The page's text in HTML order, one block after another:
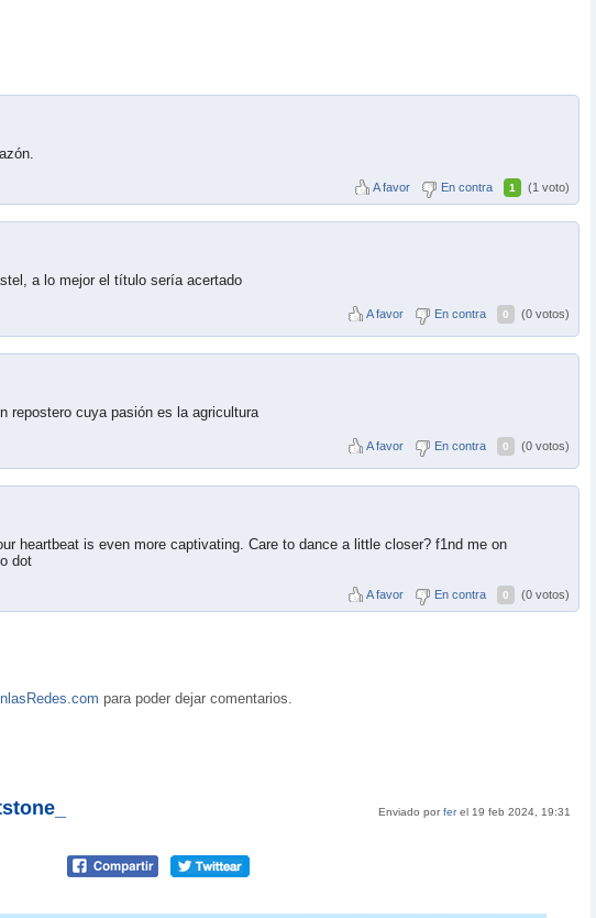
A favor En contra 1 (1 voto)
a lo mejor el título sería acertado
A favor En contra 0 (0 votos)
repostero cuya pasión es la agricultura
A favor En contra 0 (0 votos)
heartbeat is even more captivating. Care to dance a little closer? f1nd me on
dot
A favor En contra 0 (0 votos)
para poder dejar comentarios.
Enviado porferel 19 feb 2024, 19:31